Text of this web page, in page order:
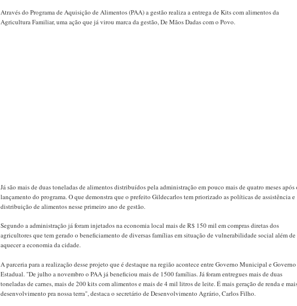
Através do Programa de Aquisição de Alimentos (PAA) a gestão realiza a entrega de Kits com alimentos da
Agricultura Familiar, uma ação que já virou marca da gestão, De Mãos Dadas com o Povo.
Já são mais de duas toneladas de alimentos distribuídos pela administração em pouco mais de quatro meses após
lançamento do programa. O que demonstra que o prefeito Gildecarlos tem priorizado as políticas de assistência e
distribuição de alimentos nesse primeiro ano de gestão.
Segundo a administração já foram injetados na economia local mais de R$ 150 mil em compras diretas dos
agricultores que tem gerado o beneficiamento de diversas famílias em situação de vulnerabilidade social além de
aquecer a economia da cidade.
A parceria para a realização desse projeto que é destaque na região acontece entre Governo Municipal e Governo
Estadual. "De julho a novembro o PAA já beneficiou mais de 1500 famílias. Já foram entregues mais de duas
toneladas de carnes, mais de 200 kits com alimentos e mais de 4 mil litros de leite. É mais geração de renda e
desenvolvimento pra nossa terra", destaca o secretário de Desenvolvimento Agrário, Carlos Filho.